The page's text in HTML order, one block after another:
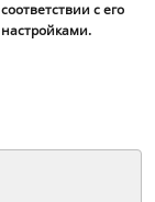
соответствии с его
настройками.